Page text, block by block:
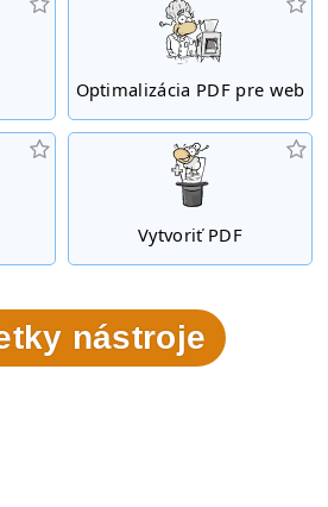
Optimalizácia PDF pre web
Vytvoriť PDF
nástroje